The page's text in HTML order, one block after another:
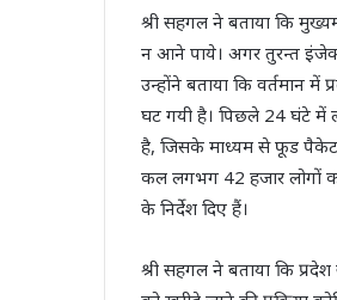
श्री सहगल ने बताया कि
न आने पाये। अगर तुरन्त
उन्होंने बताया कि वर्तमान
घट गयी है। पिछले 24 घंटे में
है, जिसके माध्यम से फूड पैकेट
कल लगभग 42 हजार लोगों को
के निर्देश दिए हैं।
श्री सहगल ने बताया कि